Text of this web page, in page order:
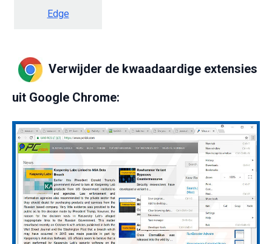
Edge
Verwijder de kwaadaardige extensies
uit Google Chrome: